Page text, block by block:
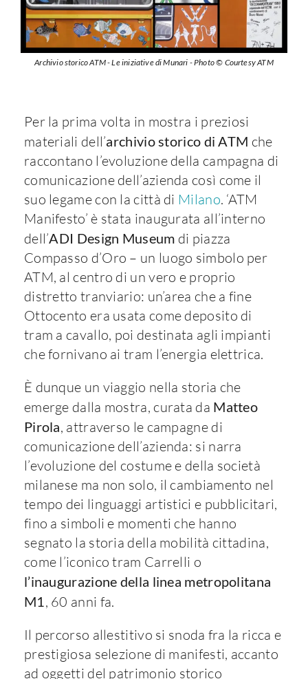
Archivio storico ATM - Le iniziative di Munari - Photo © Courtesy ATM
Per la prima volta in mostra i preziosi
materiali dell’archivio storico di ATM che
raccontano l’evoluzione della campagna di
comunicazione dell’azienda così come il
suo legame con la città di Milano. ‘ATM
Manifesto’ è stata inaugurata all’interno
dell’ADI Design Museum di piazza
Compasso d’Oro – un luogo simbolo per
ATM, al centro di un vero e proprio
distretto tranviario: un’area che a fine
Ottocento era usata come deposito di
tram a cavallo, poi destinata agli impianti
che fornivano ai tram l’energia elettrica.
È dunque un viaggio nella storia che
emerge dalla mostra, curata da Matteo
Pirola, attraverso le campagne di
comunicazione dell’azienda: si narra
l’evoluzione del costume e della società
milanese ma non solo, il cambiamento nel
tempo dei linguaggi artistici e pubblicitari,
fino a simboli e momenti che hanno
segnato la storia della mobilità cittadina,
come l’iconico tram Carrelli o
l’inaugurazione della linea metropolitana
M1, 60 anni fa.
Il percorso allestitivo si snoda fra la ricca e
prestigiosa selezione di manifesti, accanto
ad oggetti del patrimonio storico